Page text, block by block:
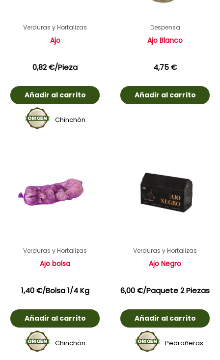
Verduras y Hortalizas
Ajo
0,82€/Pieza
Añadir al carrito
Chinchón
Despensa
Ajo Blanco
4,75€
Añadir al carrito
Verduras y Hortalizas
Ajo bolsa
1,40€/Bolsa 1/4 Kg
Añadir al carrito
Chinchón
Verduras y Hortalizas
Ajo Negro
6,00€/Paquete 2 Piezas
Añadir al carrito
Pedroñeras